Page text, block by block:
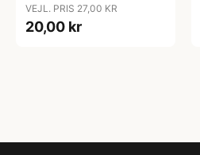
VEJL. PRIS 27,00 KR
20,00 kr